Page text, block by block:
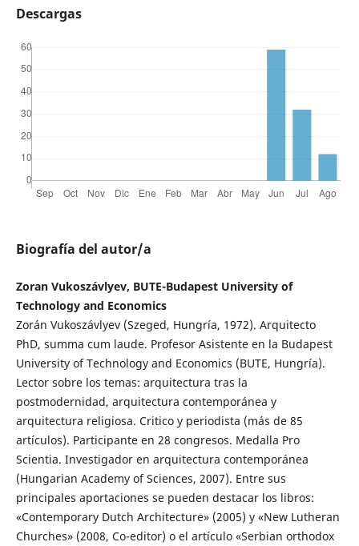
Descargas
Biografía del autor/a
Zoran Vukoszávlyev, BUTE-Budapest University of
Technology and Economics
Zorán Vukoszávlyev (Szeged, Hungría, 1972). Arquitecto
PhD, summa cum laude. Profesor Asistente en la Budapest
University of Technology and Economics (BUTE, Hungría).
Lector sobre los temas: arquitectura tras la
postmodernidad, arquitectura contemporánea y
arquitectura religiosa. Critico y periodista (más de 85
artículos). Participante en 28 congresos. Medalla Pro
Scientia. Investigador en arquitectura contemporánea
(Hungarian Academy of Sciences, 2007). Entre sus
principales aportaciones se pueden destacar los libros:
«Contemporary Dutch Architecture» (2005) y «New Lutheran
Churches» (2008, Co-editor) o el artículo «Serbian orthodox